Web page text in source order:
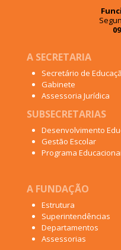
A SECRETARIA
Secretário de
Gabinete
Assessoria Jurídica
SUBSECRETARIAS
Desenvolvimento
Gestão Escolar
Programa
A FUNDAÇÃO
Estrutura
Superintendências
Departamentos
Assessorias